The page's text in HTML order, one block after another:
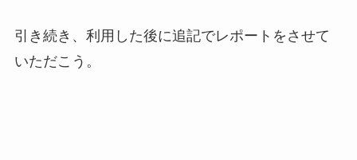
引き続き、利用した後に追記でレポートをさせて
いただこう。